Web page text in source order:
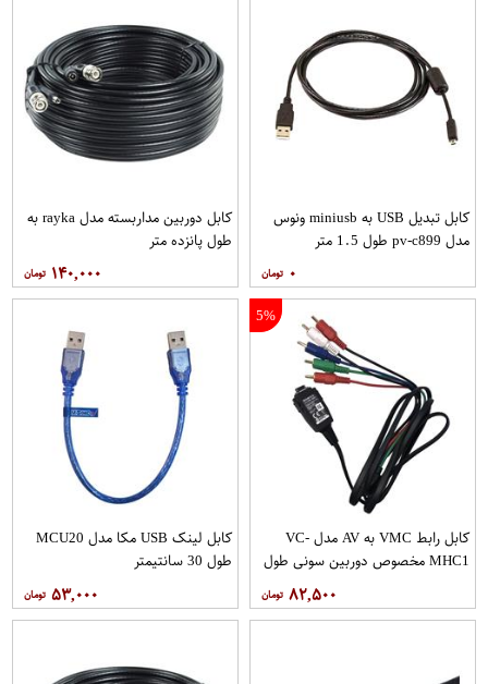
کابل تبدیل USB به miniusb ونوس
مدل pv-c899 طول 1.5 متر
۰
کابل دوربین مداربسته مدل rayka به
طول پانزده متر
۱۴۰,۰۰۰
5%
کابل رابط VMC به AV مدل VC-
MHC1 مخصوص دوربین سونی طول
۸۲,۵۰۰
کابل لینک USB مکا مدل MCU20
طول 30 سانتیمتر
۵۳,۰۰۰